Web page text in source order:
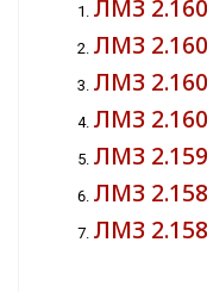
ЛМЗ
ЛМЗ
ЛМЗ
ЛМЗ
ЛМЗ
ЛМЗ
ЛМЗ